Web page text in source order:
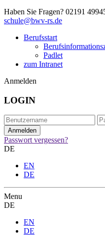
Haben Sie Fragen? 02191
schule@bwv-rs.de
Berufsstart
Padlet
zum Intranet
Anmelden
LOGIN
Passwort vergessen?
DE
EN
DE
Menu
DE
EN
DE